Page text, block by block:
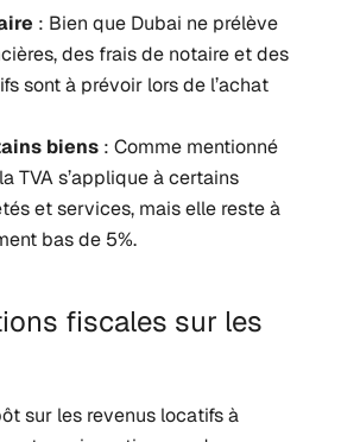
: Bien que Dubai ne prélève
des frais de notaire et des
sont à prévoir lors de l’achat
biens : Comme mentionné
TVA s’applique à certains
et services, mais elle reste à
bas de 5%.
fiscales sur les
sur les revenus locatifs à